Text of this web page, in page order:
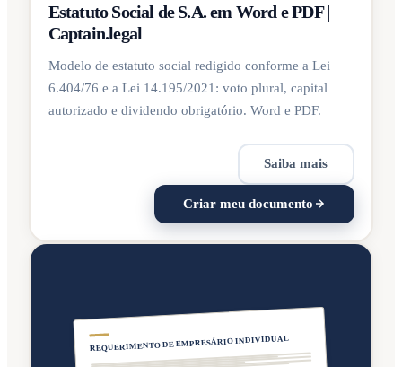
Estatuto Social de S.A. em Word e PDF |
Captain.legal
Modelo de estatuto social redigido conforme a Lei
6.404/76 e a Lei 14.195/2021: voto plural, capital
autorizado e dividendo obrigatório. Word e PDF.
Saiba mais
Criar meu documento
REQUERIMENTO DE EMPRESÁRIO INDIVIDUAL